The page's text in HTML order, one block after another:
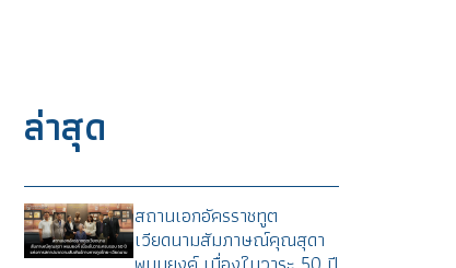
ล่าสุด
สถานเอกอัครราชทูต
เวียดนามสัมภาษณ์คุณสุดา